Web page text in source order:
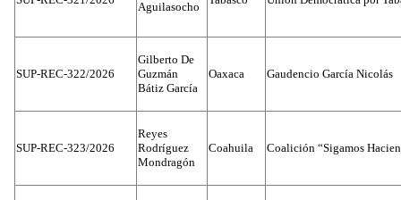
Aguilasocho
SUP-REC-322/2026
Gilberto De
Guzmán
Bátiz García
Oaxaca Gaudencio García Nicolás
SUP-REC-323/2026
Reyes
Rodríguez
Mondragón
Coahuila Coalición “Sigamos